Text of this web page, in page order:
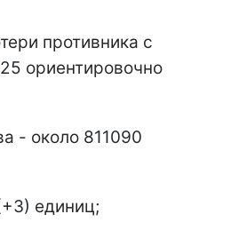
противника с
ориентировочно
- около 811090
единиц;